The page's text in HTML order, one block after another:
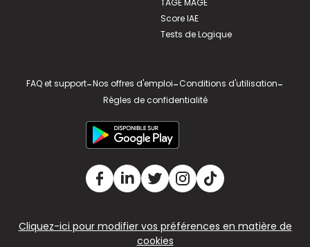
TAGE MAGE
Score IAE
Tests de Logique
FAQ et support-Nos offres d'emploi-Conditions d'utilisation-
Règles de confidentialité
Cliquez-ici pour modifier vos préférences en matière de
cookies